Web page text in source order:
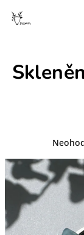
je